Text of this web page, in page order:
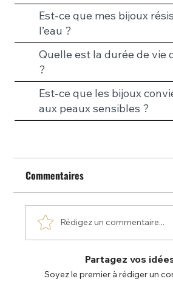
Est-ce que mes bijoux
l’eau ?
Quelle est la durée de vie
?
Est-ce que les bijoux
aux peaux sensibles ?
Commentaires
Rédigez un commentaire...
Partagez vos
Soyez le premier à rédiger un